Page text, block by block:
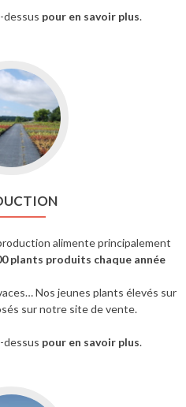
dessus pour en savoir plus.
alimente principalement
plants produits chaque année
Nos jeunes plants élevés sur
sur notre site de vente.
dessus pour en savoir plus.